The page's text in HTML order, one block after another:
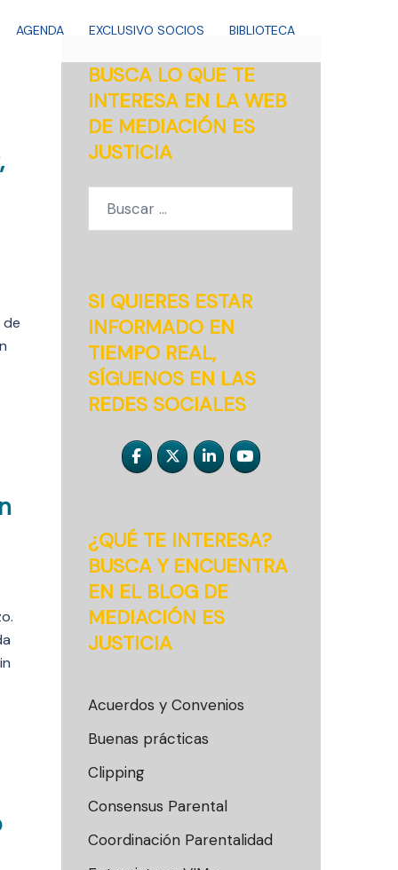
AGENDA EXCLUSIVO SOCIOS BIBLIOTECA
BUSCA LO QUE TE
INTERESA EN LA WEB
DE MEDIACIÓN ES
JUSTICIA
SI QUIERES ESTAR
INFORMADO EN
TIEMPO REAL,
SÍGUENOS EN LAS
REDES SOCIALES
¿QUÉ TE INTERESA?
BUSCA Y ENCUENTRA
EN EL BLOG DE
MEDIACIÓN ES
JUSTICIA
Acuerdos y Convenios
Buenas prácticas
Clipping
Consensus Parental
Coordinación Parentalidad